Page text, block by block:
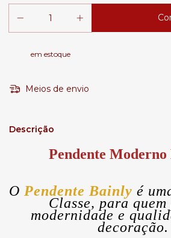
em estoque
Meios de envio
Descrição
Pendente
O Pendente Bainly é
Classe, para
modernidade e
decoração.